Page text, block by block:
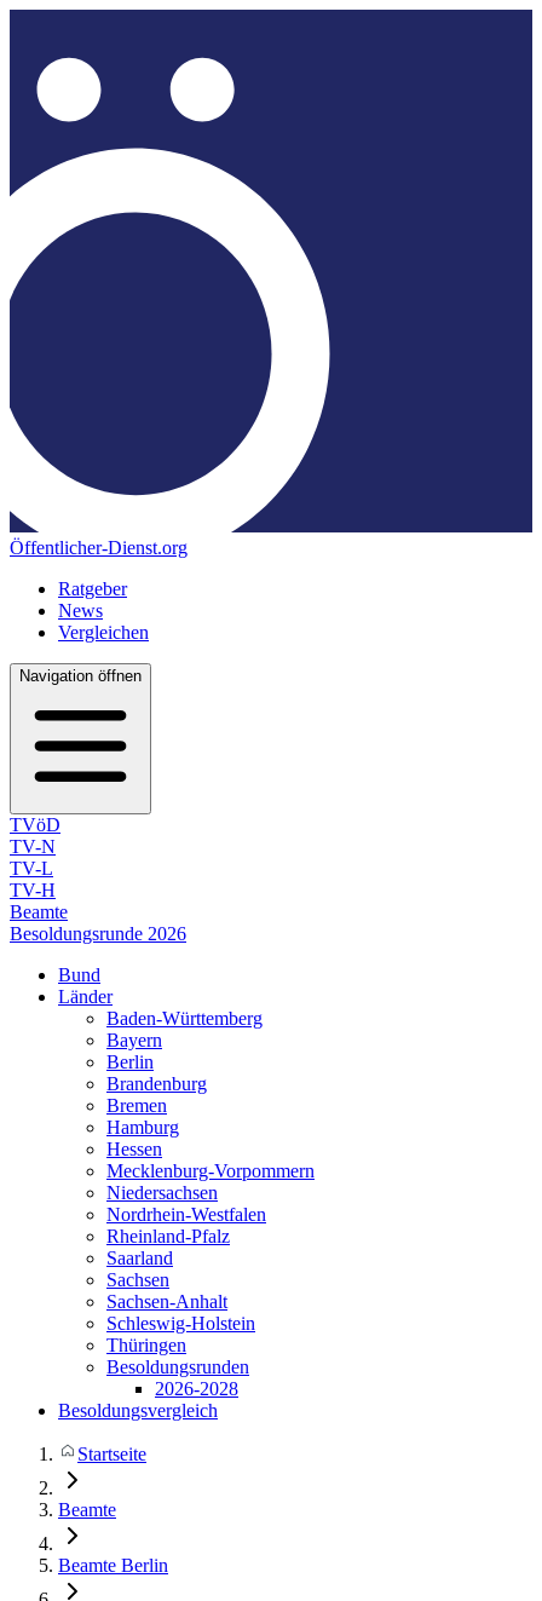
Öffentlicher-Dienst.org
Ratgeber
News
Vergleichen
Navigation öffnen
TVöD
TV-N
TV-L
TV-H
Beamte
Besoldungsrunde 2026
Bund
Länder
Baden-Württemberg
Bayern
Berlin
Brandenburg
Bremen
Hamburg
Hessen
Mecklenburg-Vorpommern
Niedersachsen
Nordrhein-Westfalen
Rheinland-Pfalz
Saarland
Sachsen
Sachsen-Anhalt
Schleswig-Holstein
Thüringen
Besoldungsrunden
2026-2028
Besoldungsvergleich
Startseite
Beamte
Beamte Berlin